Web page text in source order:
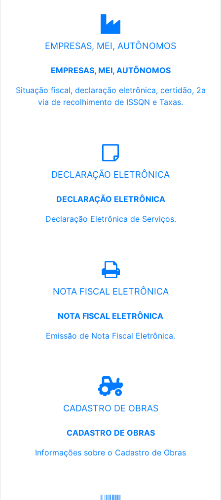
EMPRESAS, MEI, AUTÔNOMOS
EMPRESAS, MEI, AUTÔNOMOS
Situação fiscal, declaração eletrônica, certidão, 2a
via de recolhimento de ISSQN e Taxas.
DECLARAÇÃO ELETRÔNICA
DECLARAÇÃO ELETRÔNICA
Declaração Eletrônica de Serviços.
NOTA FISCAL ELETRÔNICA
NOTA FISCAL ELETRÔNICA
Emissão de Nota Fiscal Eletrônica.
CADASTRO DE OBRAS
CADASTRO DE OBRAS
Informações sobre o Cadastro de Obras